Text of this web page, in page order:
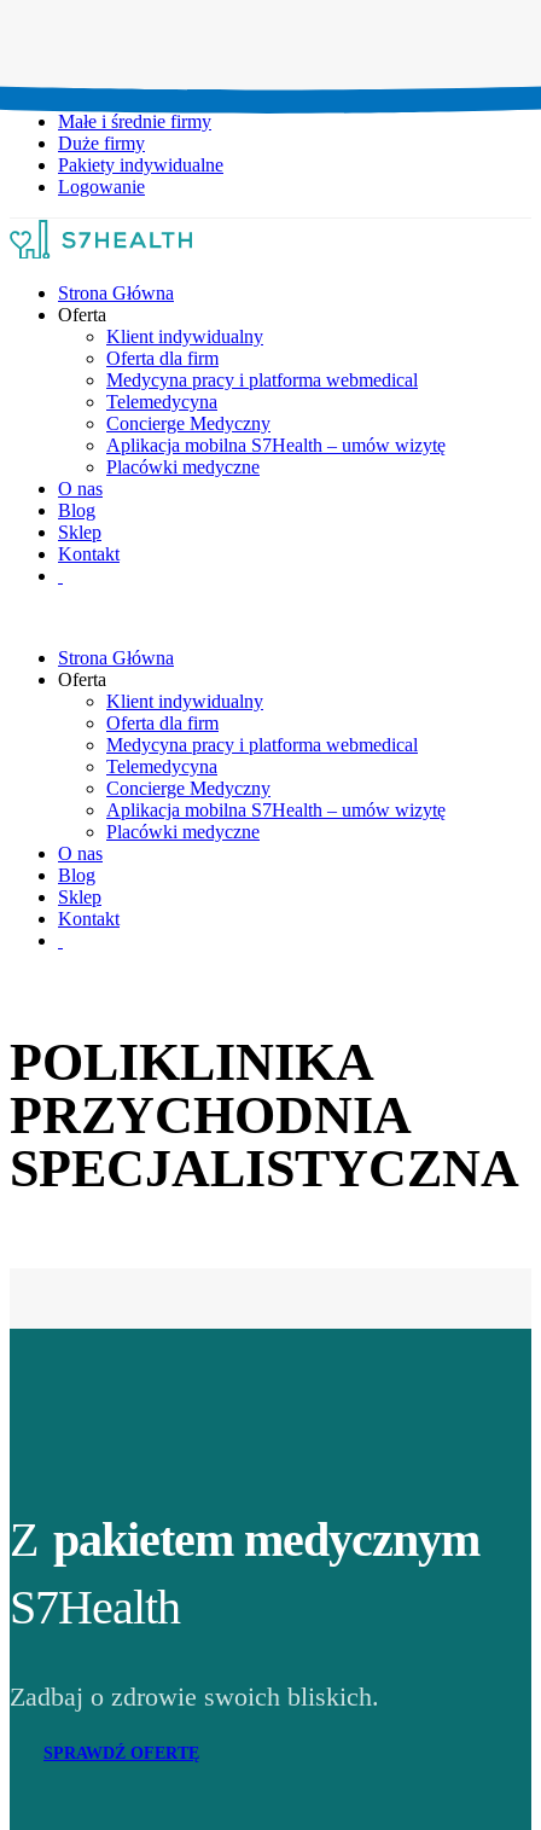
Małe i średnie firmy
Duże firmy
Pakiety indywidualne
Logowanie
Strona Główna
Oferta
Klient indywidualny
Oferta dla firm
Medycyna pracy i platforma webmedical
Telemedycyna
Concierge Medyczny
Aplikacja mobilna S7Health – umów wizytę
Placówki medyczne
O nas
Blog
Sklep
Kontakt
Strona Główna
Oferta
Klient indywidualny
Oferta dla firm
Medycyna pracy i platforma webmedical
Telemedycyna
Concierge Medyczny
Aplikacja mobilna S7Health – umów wizytę
Placówki medyczne
O nas
Blog
Sklep
Kontakt
POLIKLINIKA
PRZYCHODNIA
SPECJALISTYCZNA
Z pakietem medycznym
S7Health
Zadbaj o zdrowie swoich bliskich.
SPRAWDŹ OFERTĘ